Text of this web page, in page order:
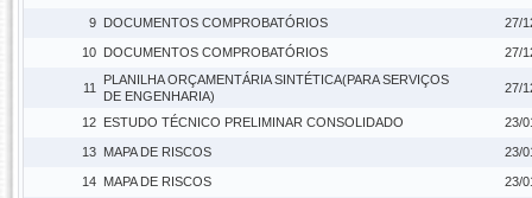
9 DOCUMENTOS COMPROBATÓRIOS 27/
10 DOCUMENTOS COMPROBATÓRIOS 27/
11
PLANILHA ORÇAMENTÁRIA SINTÉTICA(PARA SERVIÇOS
DE ENGENHARIA)
27/
12 ESTUDO TÉCNICO PRELIMINAR CONSOLIDADO 23/
13 MAPA DE RISCOS 23/
14 MAPA DE RISCOS 23/